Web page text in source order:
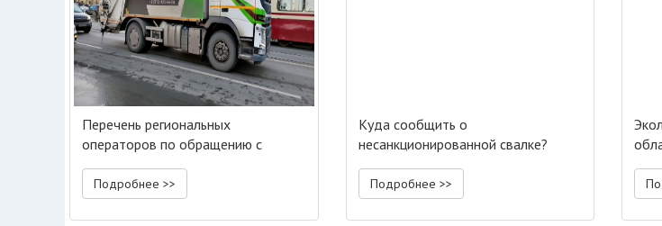
Перечень региональных
операторов по обращению с
отходами
Подробнее >>
Куда сообщить о
несанкционированной свалке?
Подробнее >>